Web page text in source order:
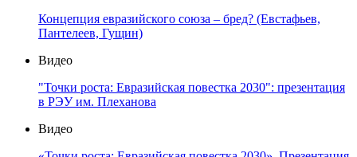
Концепция евразийского союза – бред? (Евстафьев,
Пантелеев, Гущин)
Видео
"Точки роста: Евразийская повестка 2030": презентация
в РЭУ им. Плеханова
Видео